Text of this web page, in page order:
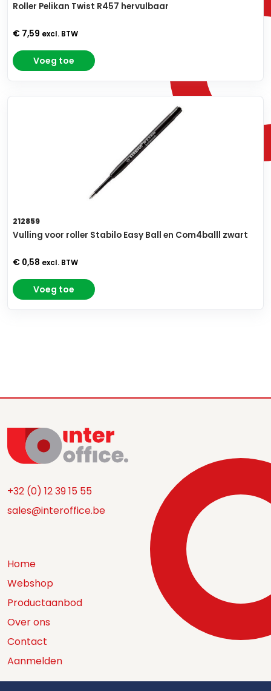
Roller Pelikan Twist R457 hervulbaar
€ 7,59 excl. BTW
Voeg toe
212859
Vulling voor roller Stabilo Easy Ball en Com4balll zwart
€ 0,58 excl. BTW
Voeg toe
+32 (0) 12 39 15 55
sales@interoffice.be
Home
Webshop
Productaanbod
Over ons
Contact
Aanmelden